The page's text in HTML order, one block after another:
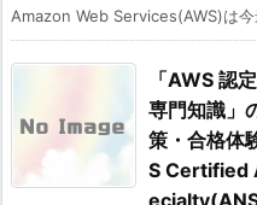
Amazon Web Services(AWS)は
「AWS 認
専門知識」
策・合格体
S Certified